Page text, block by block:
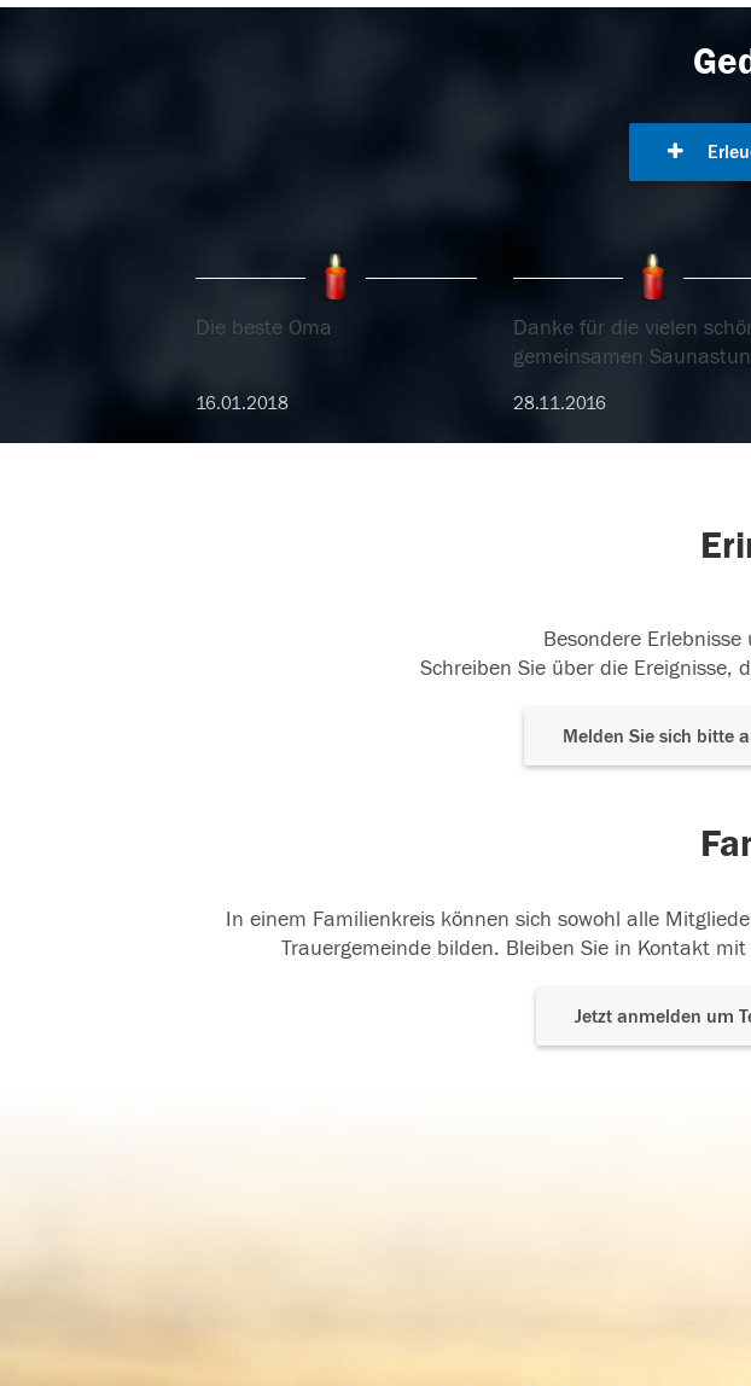
Die beste Oma
16.01.2018
Danke für die vielen
gemeinsamen
28.11.2016
Besondere
Schreiben Sie über die Ereignisse,
Melden Sie sich bitte
In einem Familienkreis können sich sowohl alle
Trauergemeinde bilden. Bleiben Sie in Kontakt
Jetzt anmelden um